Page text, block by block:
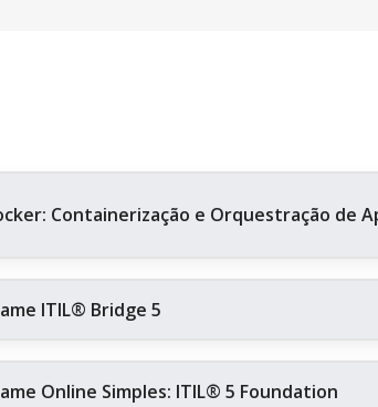
Containerização e Orquestração de
ITIL® Bridge 5
Online Simples: ITIL® 5 Foundation